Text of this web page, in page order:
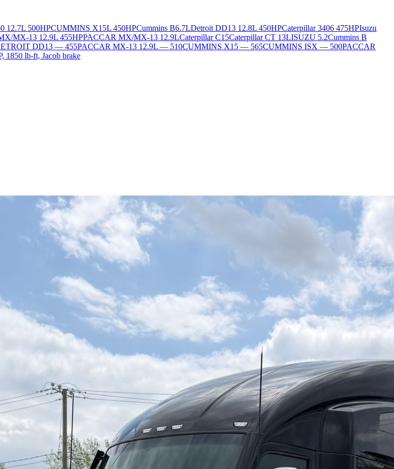
12.7L 500HPCUMMINS X15L 450HPCummins B6.7LDetroit DD13 12.8L 450HPCaterpillar 3406 475HPIsuzu
MX-13 12.9L 455HPPACCAR MX/MX-13 12.9LCaterpillar C15Caterpillar CT 13LISUZU 5.2Cummins B
DD13 — 455PACCAR MX-13 12.9L — 510CUMMINS X15 — 565CUMMINS ISX — 500PACCAR
1850 lb-ft, Jacob brake